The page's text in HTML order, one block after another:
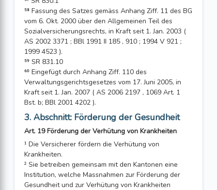
⁵⁸ Fassung des Satzes gemäss Anhang Ziff. 11 des BG
vom 6. Okt. 2000 über den Allgemeinen Teil des
Sozialversicherungsrechts, in Kraft seit 1. Jan. 2003 (
AS 2002 3371 ; BBl 1991 II 185 , 910 ; 1994 V 921 ;
1999 4523 ).
⁵⁹ SR 831.10
⁶⁰ Eingefügt durch Anhang Ziff. 110 des
Verwaltungsgerichtsgesetzes vom 17. Juni 2005, in
Kraft seit 1. Jan. 2007 ( AS 2006 2197 , 1069 Art. 1
Bst. b; BBl 2001 4202 ).
3. Abschnitt: Förderung der Gesundheit
Art. 19 Förderung der Verhütung von Krankheiten
¹ Die Versicherer fördern die Verhütung von
Krankheiten.
² Sie betreiben gemeinsam mit den Kantonen eine
Institution, welche Massnahmen zur Förderung der
Gesundheit und zur Verhütung von Krankheiten